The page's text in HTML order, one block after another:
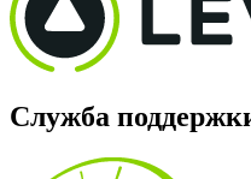
Служба